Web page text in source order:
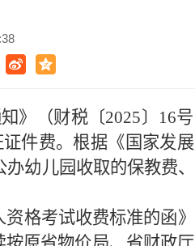
》（财税〔2025〕16号
件费。根据《国家发
幼儿园收取的保教费
格考试收费标准的函